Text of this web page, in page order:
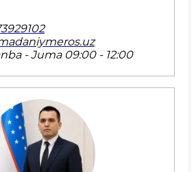
- Juma 09:00 - 12:00